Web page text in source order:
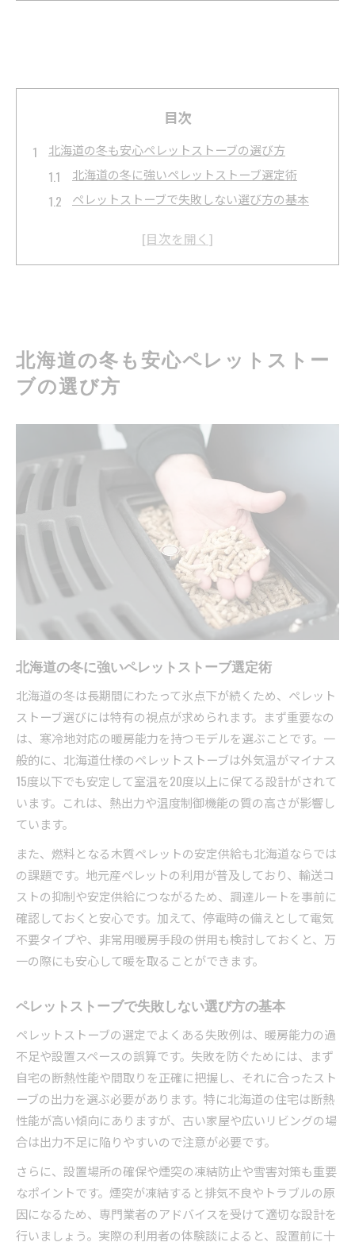
目次
北海道の冬も安心ペレットストーブの選び方
北海道の冬に強いペレットストーブ選定術
ペレットストーブで失敗しない選び方の基本
ペレットストーブ選定で暖房性能を徹底比較
ペレットストーブで実感する暖かさの秘訣
ペレットストーブの火力調整と快適空間作り
厳寒の冬を乗り切るペレットストーブ技術
ペレットストーブで広い部屋も暖めるコツ
迷わない選定術厳寒地で後悔しない方法
北海道仕様ペレットストーブ選びの極意
ペレットストーブ選定で重視すべき条件とは
後悔しないペレットストーブ選定のコツ徹底解
説
ペレットストーブ購入前の重要チェック項目
実体験から学ぶペレットストーブ選定ポイント
暮らしに合うペレットストーブの選択ポイント解説
生活パターン別ペレットストーブ選び方
家族構成に応じたペレットストーブ選定基準
日常使いに適したペレットストーブの特徴
住環境と相性の良いペレットストーブ判断法
快適な毎日を叶えるペレットストーブ活用例
運用コストと暖かさを両立する秘訣とは
ペレットストーブのコスト最適化の考え方
暖かさと省エネ両立のペレットストーブ運用術
光熱費を抑えるペレットストーブの使い方
ペレットストーブでランニングコストを管理
導入後の後悔を減らすための事前準備ガイド
ペレットストーブ導入前に確認すべき注意点
後悔しないためのペレットストーブ事前準備
燃料調達や保管も考慮したペレットストーブ準
備
ペレットストーブのメンテナンス予防策とは
北海道の冬も安心ペレットストー
ブの選び方
北海道の冬に強いペレットストーブ選定術
北海道の冬は長期間にわたって氷点下が続くため、ペレット
ストーブ選びには特有の視点が求められます。まず重要なの
は、寒冷地対応の暖房能力を持つモデルを選ぶことです。一
般的に、北海道仕様のペレットストーブは外気温がマイナス
15度以下でも安定して室温を20度以上に保てる設計がされて
います。これは、熱出力や温度制御機能の質の高さが影響し
ています。
また、燃料となる木質ペレットの安定供給も北海道ならでは
の課題です。地元産ペレットの利用が普及しており、輸送コ
ストの抑制や安定供給につながるため、調達ルートを事前に
確認しておくと安心です。加えて、停電時の備えとして電気
不要タイプや、非常用暖房手段の併用も検討しておくと、万
一の際にも安心して暖を取ることができます。
ペレットストーブで失敗しない選び方の基本
ペレットストーブの選定でよくある失敗例は、暖房能力の過
不足や設置スペースの誤算です。失敗を防ぐためには、まず
自宅の断熱性能や間取りを正確に把握し、それに合ったスト
ーブの出力を選ぶ必要があります。特に北海道の住宅は断熱
性能が高い傾向にありますが、古い家屋や広いリビングの場
合は出力不足に陥りやすいので注意が必要です。
さらに、設置場所の確保や煙突の凍結防止や雪害対策も重要
なポイントです。煙突が凍結すると排気不良やトラブルの原
因になるため、専門業者のアドバイスを受けて適切な設計を
行いましょう。実際の利用者の体験談によると、設置前に十